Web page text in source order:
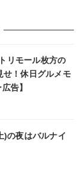
リモール枚方の
せ！休日グルメモ
告】
)の夜はバルナイ